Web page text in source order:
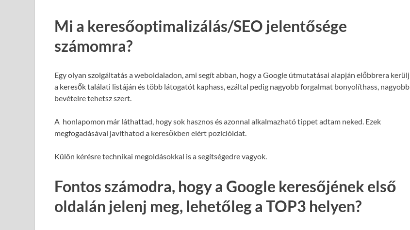
Mi a keresőoptimalizálás/SEO jelentősége
számomra?
Egy olyan szolgáltatás a weboldaladon, ami segít abban, hogy a Google útmutatásai alapján előbbrera kerülj
a keresők találati listáján és több látogatót kaphass, ezáltal pedig nagyobb forgalmat bonyolíthass, nagyobb
bevételre tehetsz szert.
A honlapomon már láthattad, hogy sok hasznos és azonnal alkalmazható tippet adtam neked. Ezek
megfogadásával javíthatod a keresőkben elért pozícióidat.
Külön kérésre technikai megoldásokkal is a segítségedre vagyok.
Fontos számodra, hogy a Google keresőjének első
oldalán jelenj meg, lehetőleg a TOP3 helyen?